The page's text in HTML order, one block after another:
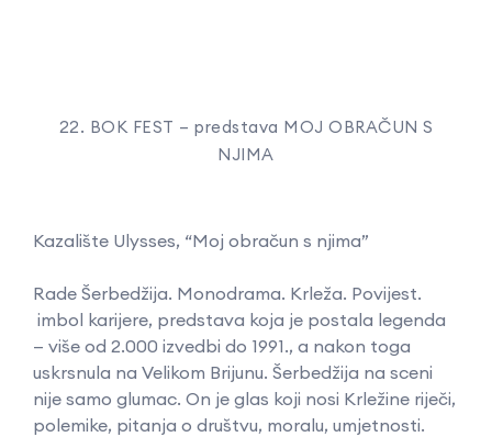
22. BOK FEST – predstava MOJ OBRAČUN S
NJIMA
Kazalište Ulysses, “Moj obračun s njima”
Rade Šerbedžija. Monodrama. Krleža. Povijest.
imbol karijere, predstava koja je postala legenda
— više od 2.000 izvedbi do 1991., a nakon toga
uskrsnula na Velikom Brijunu. Šerbedžija na sceni
nije samo glumac. On je glas koji nosi Krležine riječi,
polemike, pitanja o društvu, moralu, umjetnosti.